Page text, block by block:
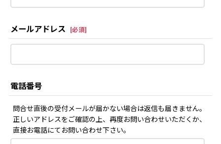
メールアドレス [必須]
電話番号
問合せ直後の受付メールが届かない場合は返信も届きません。
正しいアドレスをご確認の上、再度お問い合わせいただくか、
直接お電話にてお問い合わせ下さい。